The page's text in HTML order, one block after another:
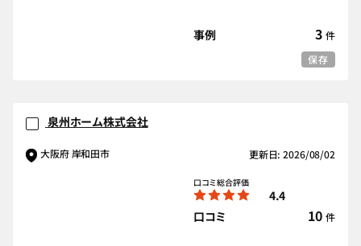
事例 3 件
保存
泉州ホーム株式会社
大阪府 岸和田市 更新日: 2026/08/02
口コミ総合評価
4.4
口コミ
10 件